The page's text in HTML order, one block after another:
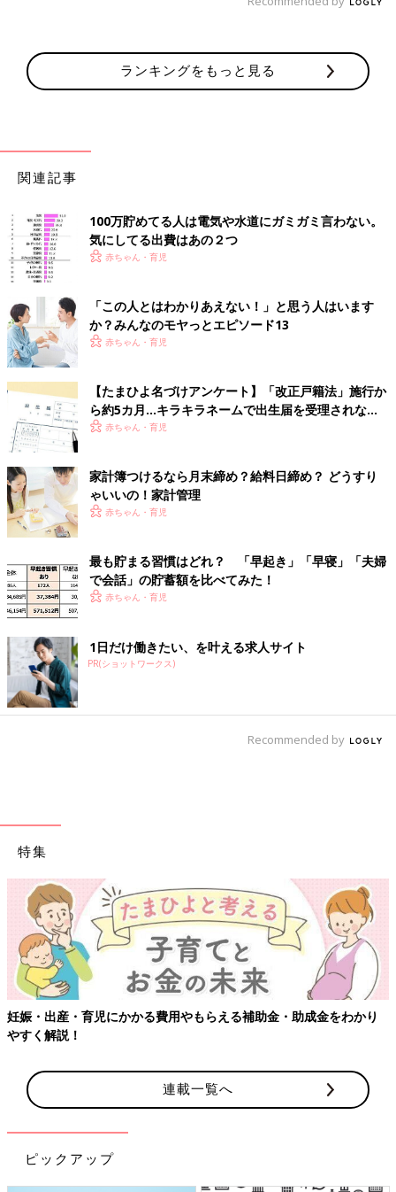
ランキングをもっと見る
関連記事
100万貯めてる人は電気や水道にガミガミ言わない。
気にしてる出費はあの２つ
赤ちゃん・育児
「この人とはわかりあえない！」と思う人はいます
か？みんなのモヤっとエピソード13
赤ちゃん・育児
【たまひよ名づけアンケート】「改正戸籍法」施行か
ら約5カ月…キラキラネームで出生届を受理されなか
った人はいた…? アンケートで実態調査！
赤ちゃん・育児
家計簿つけるなら月末締め？給料日締め？ どうすり
ゃいいの！家計管理
赤ちゃん・育児
最も貯まる習慣はどれ？ 「早起き」「早寝」「夫婦
で会話」の貯蓄額を比べてみた！
赤ちゃん・育児
1日だけ働きたい、を叶える求人サイト
PR(ショットワークス)
Recommended by
特集
妊娠・出産・育児にかかる費用やもらえる補助金・助成金をわかり
やすく解説！
連載一覧へ
ピックアップ